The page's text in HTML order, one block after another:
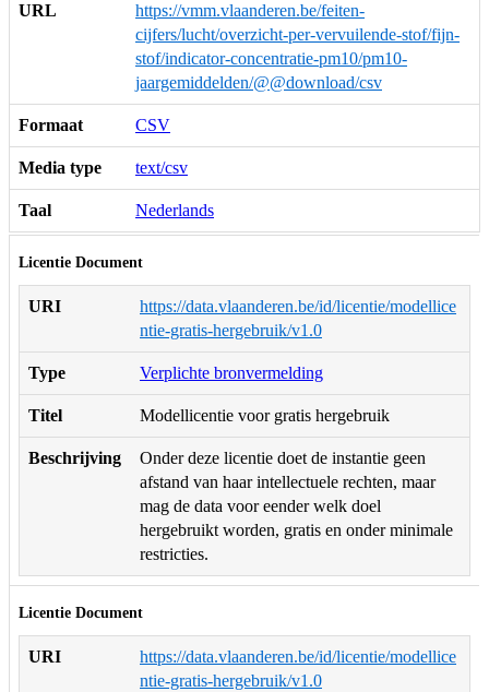
URL
https://vmm.vlaanderen.be/feiten-
cijfers/lucht/overzicht-per-vervuilende-stof/fijn-
stof/indicator-concentratie-pm10/pm10-
jaargemiddelden/@@download/csv
Formaat CSV
Media type text/csv
Taal Nederlands
Licentie Document
URI
https://data.vlaanderen.be/id/licentie/modellice
ntie-gratis-hergebruik/v1.0
Type Verplichte bronvermelding
Titel Modellicentie voor gratis hergebruik
Beschrijving
Onder deze licentie doet de instantie geen
afstand van haar intellectuele rechten, maar
mag de data voor eender welk doel
hergebruikt worden, gratis en onder minimale
restricties.
Licentie Document
URI
https://data.vlaanderen.be/id/licentie/modellice
ntie-gratis-hergebruik/v1.0